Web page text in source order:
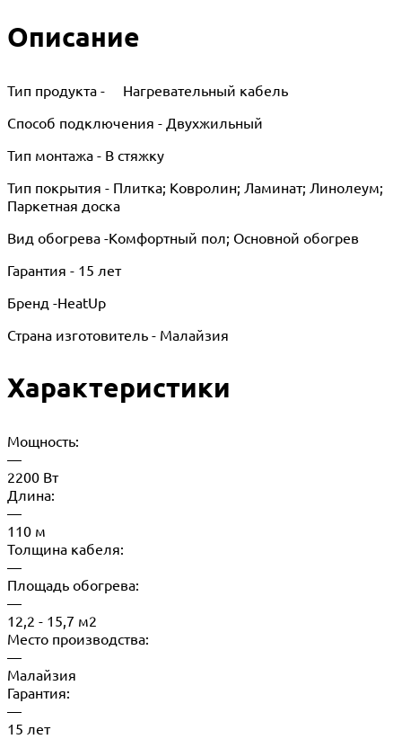
Описание
Тип продукта - Нагревательный кабель
Способ подключения - Двухжильный
Тип монтажа - В стяжку
Тип покрытия - Плитка; Ковролин; Ламинат; Линолеум;
Паркетная доска
Вид обогрева -Комфортный пол; Основной обогрев
Гарантия - 15 лет
Бренд -HeatUp
Страна изготовитель - Малайзия
Характеристики
Мощность:
—
2200 Вт
Длина:
—
110 м
Толщина кабеля:
—
Площадь обогрева:
—
12,2 - 15,7 м2
Место производства:
—
Малайзия
Гарантия:
—
15 лет